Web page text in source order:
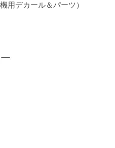
用デカール＆パーツ）